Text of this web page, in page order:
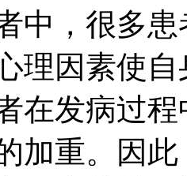
中，很多
理因素使
在发病过
加重。因